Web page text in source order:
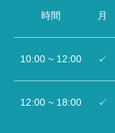
時間 月
10:00 ~ 12:00 ✓
12:00 ~ 18:00 ✓